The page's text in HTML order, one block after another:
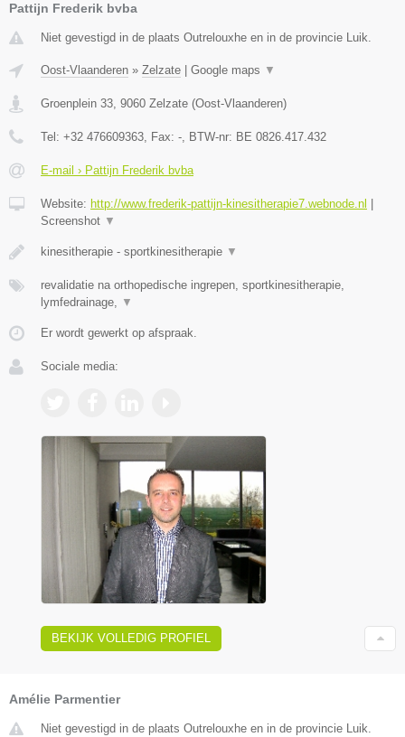
Pattijn Frederik bvba
Niet gevestigd in de plaats Outrelouxhe en in de provincie Luik.
Oost-Vlaanderen » Zelzate Google maps ▼
Groenplein 33 9060 Zelzate (Oost-Vlaanderen)
Tel: +32 476609363 , Fax: - , BTW-nr: BE 0826.417.432
E-mail › Pattijn Frederik bvba
Website: http://www.frederik-pattijn-kinesitherapie7.webnode.nl
Screenshot ▼
kinesitherapie - sportkinesitherapie ▼
revalidatie na orthopedische ingrepen, sportkinesitherapie,
lymfedrainage,
▼
Er wordt gewerkt op afspraak.
Sociale media:
BEKIJK VOLLEDIG PROFIEL
Amélie Parmentier
Niet gevestigd in de plaats Outrelouxhe en in de provincie Luik.